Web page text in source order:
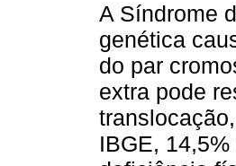
A Síndrome
genética
do par
extra pode
IBGE,